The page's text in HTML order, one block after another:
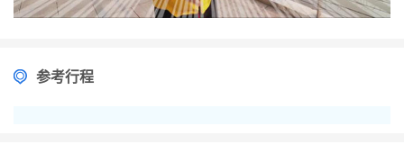
参考行程